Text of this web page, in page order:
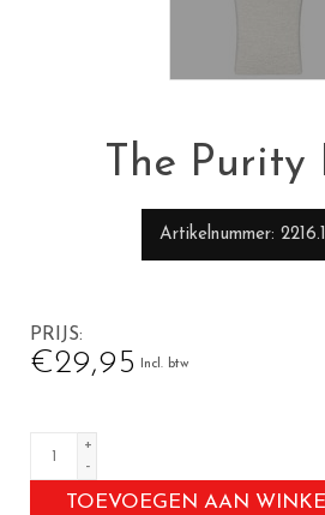
The Purity
Artikelnummer
PRIJS
€29,95 Incl. btw
+
-
TOEVOEGEN AAN